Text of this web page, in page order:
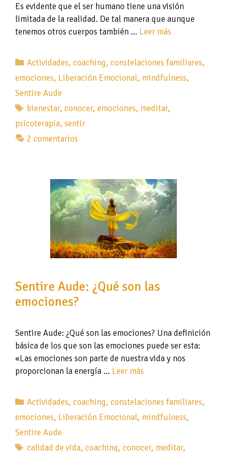
Es evidente que el ser humano tiene una visión
limitada de la realidad. De tal manera que aunque
tenemos otros cuerpos también … Leer más
Categorías
Actividades,coaching,constelaciones familiares,
emociones, Liberación Emocional, mindfulness,
Sentire Aude
Etiquetas
bienestar,conocer,emociones, meditar,
psicoterapia, sentir
2 comentarios
Sentire Aude: ¿Qué son las
emociones?
Sentire Aude: ¿Qué son las emociones? Una definición
básica de los que son las emociones puede ser esta:
«Las emociones son parte de nuestra vida y nos
proporcionan la energía … Leer más
Categorías
Actividades,coaching,constelaciones familiares,
emociones, Liberación Emocional, mindfulness,
Sentire Aude
Etiquetas
calidad de vida,coaching,conocer, meditar,